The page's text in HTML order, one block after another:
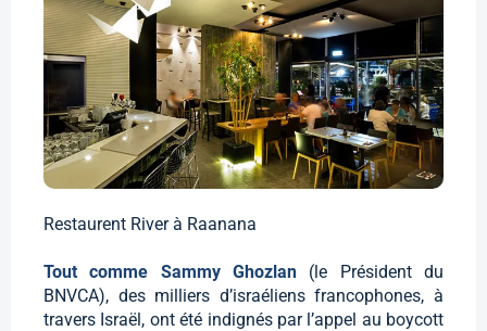
Restaurent River à Raanana
Tout comme Sammy Ghozlan (le Président du
BNVCA), des milliers d’israéliens francophones, à
travers Israël, ont été indignés par l’appel au boycott